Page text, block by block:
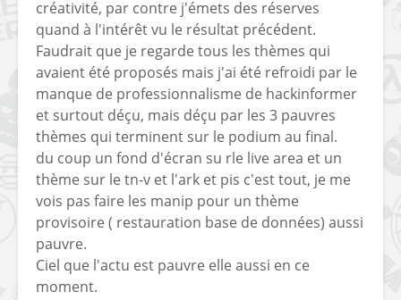
créativité, par contre j'émets des réserves
quand à l'intérêt vu le résultat précédent.
Faudrait que je regarde tous les thèmes qui
avaient été proposés mais j'ai été refroidi par le
manque de professionnalisme de hackinformer
et surtout déçu, mais déçu par les 3 pauvres
thèmes qui terminent sur le podium au final.
du coup un fond d'écran su rle live area et un
thème sur le tn-v et l'ark et pis c'est tout, je me
vois pas faire les manip pour un thème
provisoire ( restauration base de données) aussi
pauvre.
Ciel que l'actu est pauvre elle aussi en ce
moment.